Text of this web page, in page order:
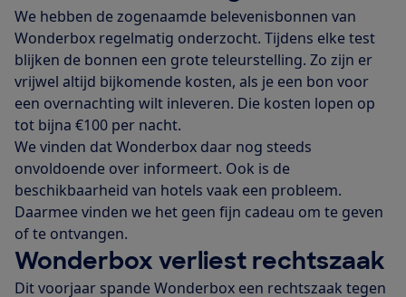
We hebben de zogenaamde belevenisbonnen van
Wonderbox regelmatig onderzocht. Tijdens elke test
blijken de bonnen een grote teleurstelling. Zo zijn er
vrijwel altijd bijkomende kosten, als je een bon voor
een overnachting wilt inleveren. Die kosten lopen op
tot bijna €100 per nacht.
We vinden dat Wonderbox daar nog steeds
onvoldoende over informeert. Ook is de
beschikbaarheid van hotels vaak een probleem.
Daarmee vinden we het geen fijn cadeau om te geven
of te ontvangen.
Wonderbox verliest rechtszaak
Dit voorjaar spande Wonderbox een rechtszaak tegen